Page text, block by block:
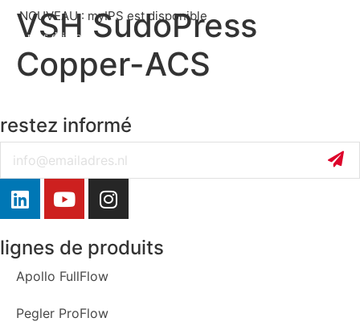
NOUVEAU : myIPS est disponible
plus d’infos
VSH SudoPress
Copper-ACS
restez informé
lignes de produits
Apollo FullFlow
Pegler ProFlow